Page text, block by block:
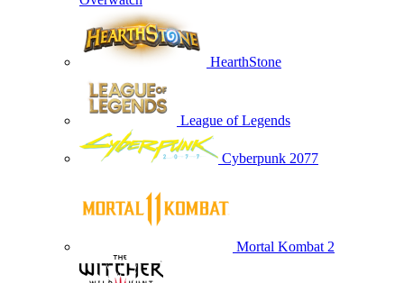
HearthStone
League of Legends
Cyberpunk 2077
Mortal Kombat 2